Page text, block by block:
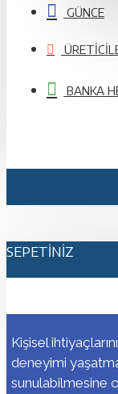
GÜNCE
BANKA
SEPETINIZ
Kişisel
deneyimi
sunulabilmesine